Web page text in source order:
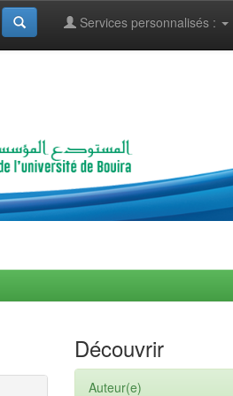
Services personnalisés :
Découvrir
Auteur(e)